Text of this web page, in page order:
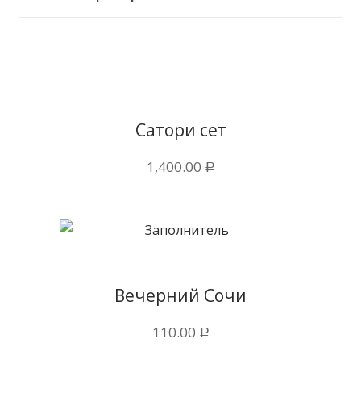
Сатори сет
1,400.00 Р
Вечерний Сочи
110.00 Р